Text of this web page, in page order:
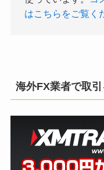
はこちらをご覧く
海外FX業者で取